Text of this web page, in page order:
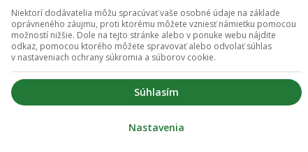
posun viditeľný práve v automobilovom
naďalej udržiavajú vysokú kvalitu výroby, no
zmenu, keď sa automobil prestal
a stal sa softvérovou platformou.
Môžeš mať najlepšie lícovanie plechov na
operačný systém zaostáva, zákazník odíde ku
vytvárajú batérie, čipy, softvér, dáta či
Niektorí dodávatelia môžu spracúvať vaše osobné údaje na základe
oprávneného záujmu, proti ktorému môžete vzniesť námietku pomocou
možností nižšie. Dole na tejto stránke alebo v ponuke webu nájdite
odkaz, pomocou ktorého môžete spravovať alebo odvolať súhlas
v nastaveniach ochrany súkromia a súborov cookie.
Súhlasím
Nastavenia